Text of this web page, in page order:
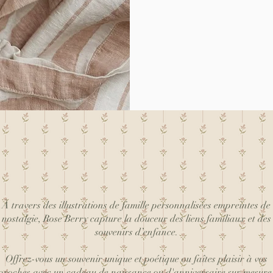
À travers des illustrations de famille personnalisées empreintes de
nostalgie, Rose Berry capture la douceur des liens familiaux et des
souvenirs d’enfance.
Offrez-vous un souvenir unique et poétique ou faîtes plaisir à vos